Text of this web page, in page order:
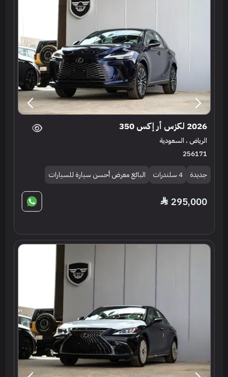
2026 لكزس أر إكس 350
الرياض ، السعودية
256171
جديدة 4 سلندرات البائع معرض أحسن سيارة للسيارات
295,000